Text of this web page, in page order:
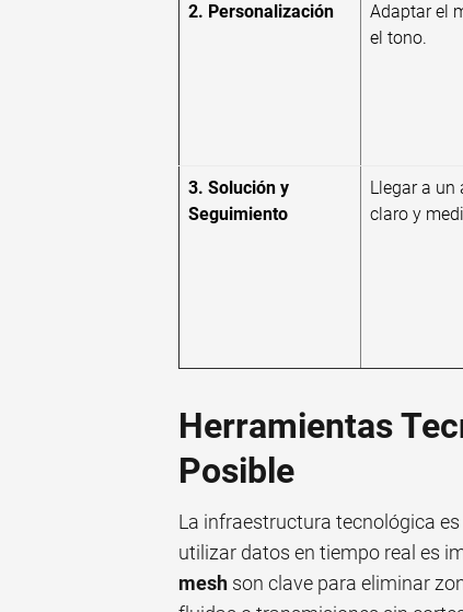
2. Personalización
Adaptar el
el tono.
3. Solución y
Seguimiento
Llegar a un
claro y
Herramientas
Posible
La infraestructura tecnológica
utilizar datos en tiempo real es
mesh son clave para eliminar